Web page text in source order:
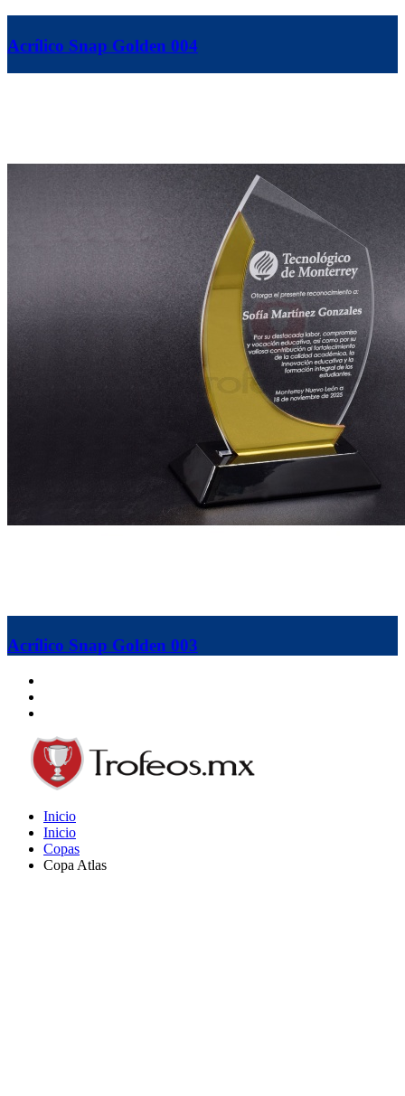
Acrílico Snap Golden 004
Acrílico Snap Golden 003
Inicio
Inicio
Copas
Copa Atlas